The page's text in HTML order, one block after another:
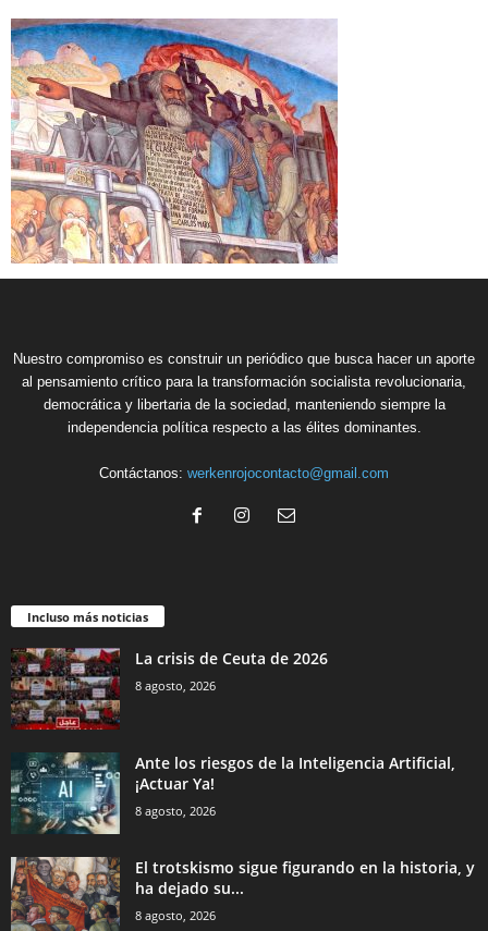
Nuestro compromiso es construir un periódico que busca hacer un aporte
al pensamiento crítico para la transformación socialista revolucionaria,
democrática y libertaria de la sociedad, manteniendo siempre la
independencia política respecto a las élites dominantes.
Contáctanos: werkenrojocontacto@gmail.com
Incluso más noticias
La crisis de Ceuta de 2026
8 agosto, 2026
Ante los riesgos de la Inteligencia Artificial,
¡Actuar Ya!
8 agosto, 2026
El trotskismo sigue figurando en la historia, y
ha dejado su...
8 agosto, 2026